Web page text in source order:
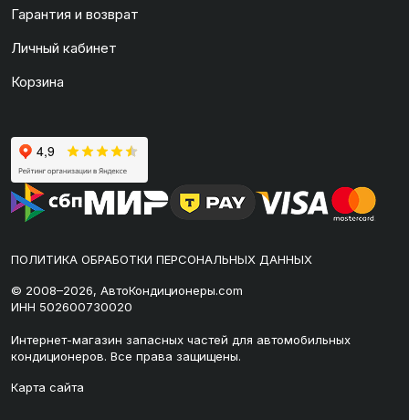
Гарантия и возврат
Личный кабинет
Корзина
ПОЛИТИКА ОБРАБОТКИ ПЕРСОНАЛЬНЫХ ДАННЫХ
© 2008–2026, АвтоКондиционеры.com
ИНН 502600730020
Интернет-магазин запасных частей для автомобильных
кондиционеров. Все права защищены.
Карта сайта